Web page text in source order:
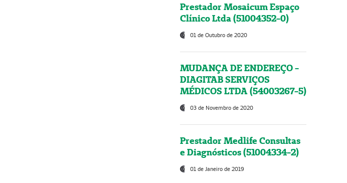
Prestador Mosaicum Espaço
Clínico Ltda (51004352-0)
01 de Outubro de 2020
MUDANÇA DE ENDEREÇO -
DIAGITAB SERVIÇOS
MÉDICOS LTDA (54003267-5)
03 de Novembro de 2020
Prestador Medlife Consultas
e Diagnósticos (51004334-2)
01 de Janeiro de 2019